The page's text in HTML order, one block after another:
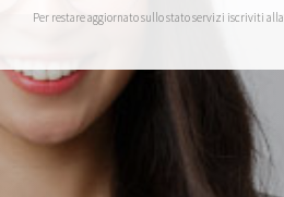
Per restare aggiornato sullo stato servizi iscriviti